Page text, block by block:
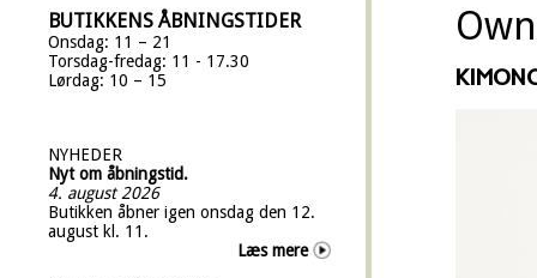
BUTIKKENS ÅBNINGSTIDER
Onsdag: 11 – 21
Torsdag-fredag: 11 - 17.30
Lørdag: 10 – 15
NYHEDER
Nyt om åbningstid.
4. august 2026
Butikken åbner igen onsdag den 12.
august kl. 11.
Læs mere